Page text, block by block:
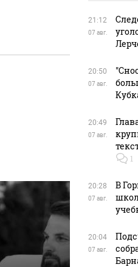
21:12
07 авг.
20:50
07 авг.
20:49
07 авг.
1
20:28
07 авг.
В
20:04
07 авг.